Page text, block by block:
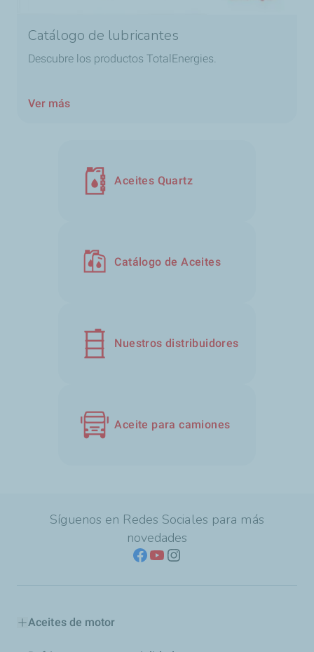
Catálogo de lubricantes
Descubre los productos TotalEnergies.
Ver más
Aceites Quartz
Catálogo de Aceites
Nuestros distribuidores
Aceite para camiones
Síguenos en Redes Sociales para más
novedades
Aceites de motor